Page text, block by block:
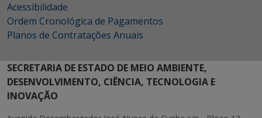
Acessibilidade
Ordem Cronológica de Pagamentos
Planos de Contratações Anuais
SECRETARIA DE ESTADO DE MEIO AMBIENTE,
DESENVOLVIMENTO, CIÊNCIA, TECNOLOGIA E
INOVAÇÃO